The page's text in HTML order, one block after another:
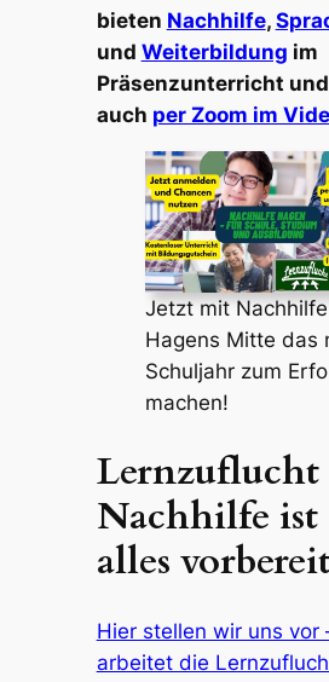
bieten Nachhilfe,
und Weiterbildung im
Präsenzunterricht
auch per Zoom im
Jetzt mit
Hagens Mitte das
Schuljahr zum
machen!
Lernzuflucht
Nachhilfe ist
alles
Hier stellen wir uns vor
arbeitet die